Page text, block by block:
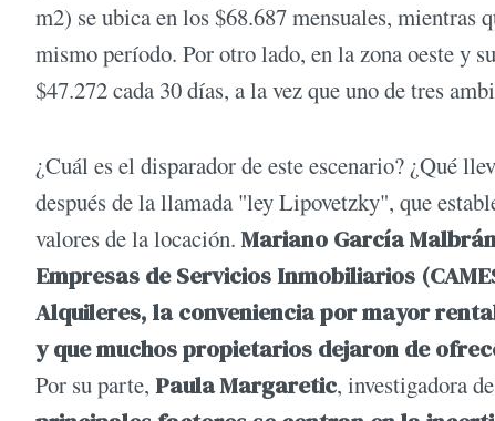
m2) se ubica en los $68.687 mensuales, mientras
mismo período. Por otro lado, en la zona oeste y
$47.272 cada 30 días, a la vez que uno de tres
¿Cuál es el disparador de este escenario? ¿Qué
después de la llamada "ley Lipovetzky", que
valores de la locación. Mariano García
Empresas de Servicios Inmobiliarios
Alquileres, la conveniencia por mayor
y que muchos propietarios dejaron de
Por su parte, Paula Margaretic, investigadora